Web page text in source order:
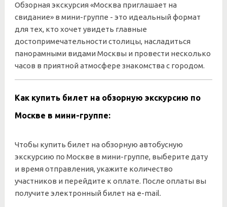
Обзорная экскурсия «Москва приглашает на
свидание» в мини-группе - это идеальный формат
для тех, кто хочет увидеть главные
достопримечательности столицы, насладиться
панорамными видами Москвы и провести несколько
часов в приятной атмосфере знакомства с городом.
Как купить билет на обзорную экскурсию по
Москве в мини-группе:
Чтобы купить билет на обзорную автобусную
экскурсию по Москве в мини-группе, выберите дату
и время отправления, укажите количество
участников и перейдите к оплате. После оплаты вы
получите электронный билет на e-mail.